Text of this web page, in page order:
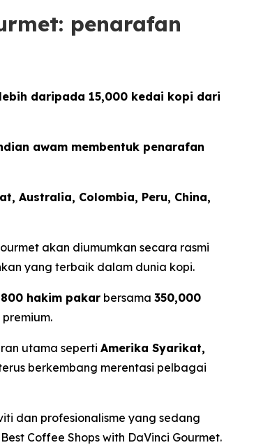
penarafan
daripada 15,000 kedai kopi dari
awam membentuk penarafan
Australia, Colombia, Peru, China,
akan diumumkan secara rasmi
yang terbaik dalam dunia kopi.
hakim pakar bersama 350,000
utama seperti Amerika Syarikat,
berkembang merentasi pelbagai
dan profesionalisme yang sedang
Best Coffee Shops with DaVinci Gourmet.